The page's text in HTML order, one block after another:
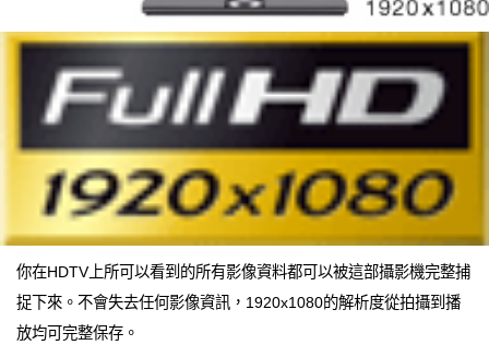
你在HDTV上所可以看到的所有影像資料都可以被這部攝影機完整捕
捉下來。不會失去任何影像資訊，1920x1080的解析度從拍攝到播
放均可完整保存。